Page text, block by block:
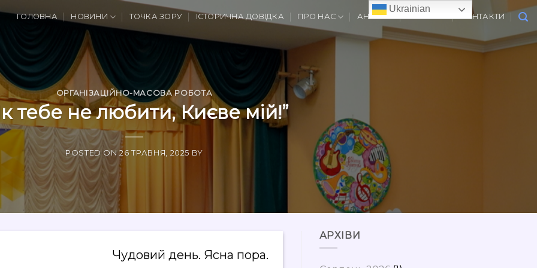
ГОЛОВНА НОВИНИ ТОЧКА ЗОРУ ІСТОРИЧНА ДОВІДКА ПРО НАС АНОНСИ ВАКАНСІЇ КОНТАКТИ
ОРГАНІЗАЦІЙНО-МАСОВА РОБОТА
тебе не любити, Києве мій!”
POSTED ON26 ТРАВНЯ, 2025 BY
Чудовий день. Ясна пора.
АРХІВИ
Ukrainian